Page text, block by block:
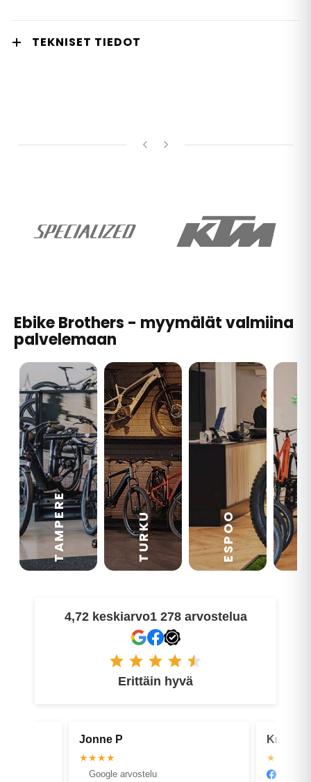
TEKNISET TIEDOT
Ebike Brothers - myymälät valmiina
palvelemaan
TAMPERE TURKU ESPOO
4,72 keskiarvo1 278 arvostelua
Erittäin hyvä
Kristian B
★★★★★
Facebook arvostelu